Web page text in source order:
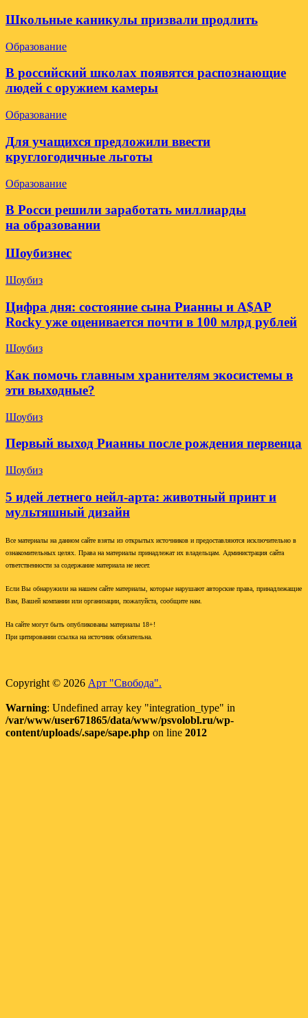
Школьные каникулы призвали продлить
Образование
В российский школах появятся распознающие
людей с оружием камеры
Образование
Для учащихся предложили ввести
круглогодичные льготы
Образование
В Росси решили заработать миллиарды
на образовании
Шоубизнес
Шоубиз
Цифра дня: состояние сына Рианны и A$AP
Rocky уже оценивается почти в 100 млрд рублей
Шоубиз
Как помочь главным хранителям экосистемы в
эти выходные?
Шоубиз
Первый выход Рианны после рождения первенца
Шоубиз
5 идей летнего нейл-арта: животный принт и
мультяшный дизайн
Все материалы на данном сайте взяты из открытых источников и предоставляются исключительно в
ознакомительных целях. Права на материалы принадлежат их владельцам. Администрация сайта
ответственности за содержание материала не несет.
Если Вы обнаружили на нашем сайте материалы, которые нарушают авторские права, принадлежащие
Вам, Вашей компании или организации, пожалуйста, сообщите нам.
На сайте могут быть опубликованы материалы 18+!
При цитировании ссылка на источник обязательна.
Copyright © 2026 Арт "Свобода".
Warning: Undefined array key "integration_type" in
/var/www/user671865/data/www/psvolobl.ru/wp-
content/uploads/.sape/sape.php on line 2012